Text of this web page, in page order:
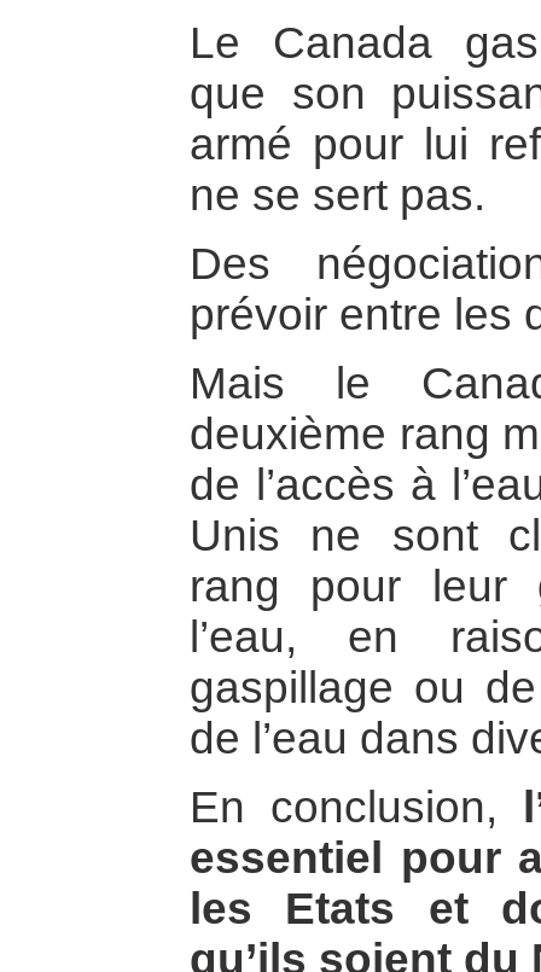
Le Canada
que son
armé pour lui
ne se sert pas.
Des
prévoir entre les
Mais le
deuxième rang
de l’accès à
Unis ne sont
rang pour leur
l’eau, en
gaspillage ou
de l’eau dans
En conclusion,
essentiel pour
les Etats et
qu’ils soient du